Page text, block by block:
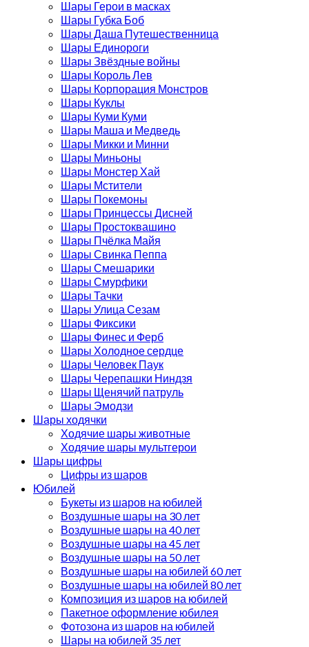
Шары Герои в масках
Шары Губка Боб
Шары Даша Путешественница
Шары Единороги
Шары Звёздные войны
Шары Король Лев
Шары Корпорация Монстров
Шары Куклы
Шары Куми Куми
Шары Маша и Медведь
Шары Микки и Минни
Шары Миньоны
Шары Монстер Хай
Шары Мстители
Шары Покемоны
Шары Принцессы Дисней
Шары Простоквашино
Шары Пчёлка Майя
Шары Свинка Пеппа
Шары Смешарики
Шары Смурфики
Шары Тачки
Шары Улица Сезам
Шары Фиксики
Шары Финес и Ферб
Шары Холодное сердце
Шары Человек Паук
Шары Черепашки Ниндзя
Шары Щенячий патруль
Шары Эмодзи
Шары ходячки
Ходячие шары животные
Ходячие шары мультгерои
Шары цифры
Цифры из шаров
Юбилей
Букеты из шаров на юбилей
Воздушные шары на 30 лет
Воздушные шары на 40 лет
Воздушные шары на 45 лет
Воздушные шары на 50 лет
Воздушные шары на юбилей 60 лет
Воздушные шары на юбилей 80 лет
Композиция из шаров на юбилей
Пакетное оформление юбилея
Фотозона из шаров на юбилей
Шары на юбилей 35 лет